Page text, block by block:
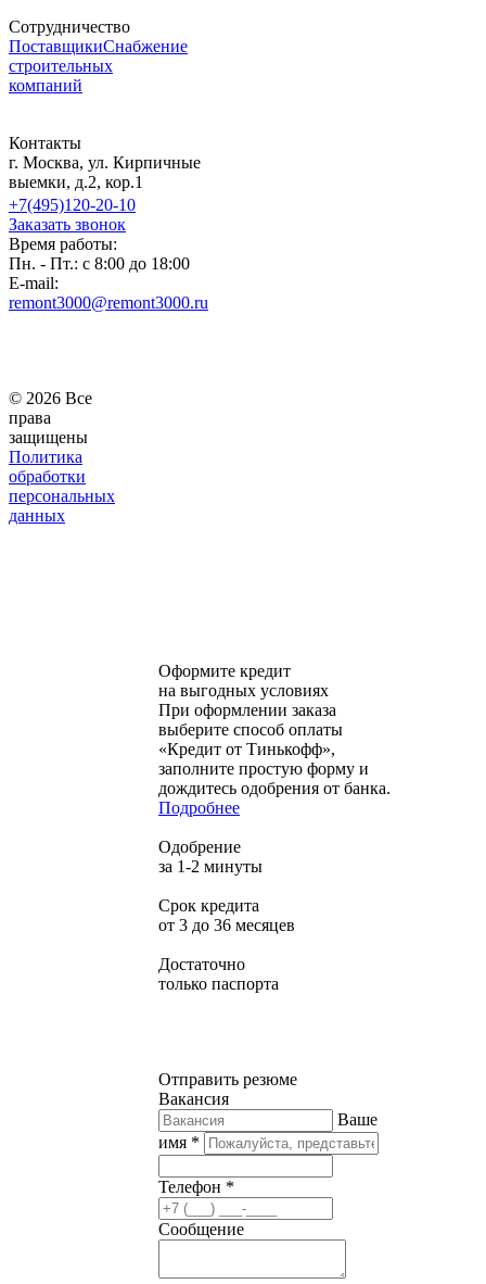
Сотрудничество
ПоставщикиСнабжение
строительных
компаний
Контакты
г. Москва, ул. Кирпичные
выемки, д.2, кор.1
+7(495)120-20-10
Заказать звонок
Время работы:
Пн. - Пт.: с 8:00 до 18:00
E-mail:
remont3000@remont3000.ru
© 2026 Все
права
защищены
Политика
обработки
персональных
данных
Оформите кредит
на выгодных условиях
При оформлении заказа
выберите способ оплаты
«Кредит от Тинькофф»,
заполните простую форму и
дождитесь одобрения от банка.
Подробнее
Одобрение
за 1-2 минуты
Срок кредита
от 3 до 36 месяцев
Достаточно
только паспорта
Отправить резюме
Вакансия
Ваше
имя *
Телефон *
Сообщение